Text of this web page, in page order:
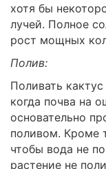
хотя бы
лучей. Полное
рост мощных
Полив:
Поливать
когда почва на
основательно
поливом. Кроме
чтобы вода не
растение не